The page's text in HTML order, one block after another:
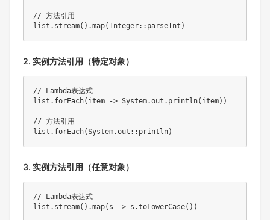
// 方法引用
list . stream( ) .map( Integer:: parseInt )
2. 实例方法引用（特定对象）
// Lambda表达式
list . forEach( item -> System.out . println( item) )
// 方法引用
list . forEach(System.out :: println)
3. 实例方法引用（任意对象）
// Lambda表达式
list . stream( ) .map( s -> s .toLowerCase( ) )